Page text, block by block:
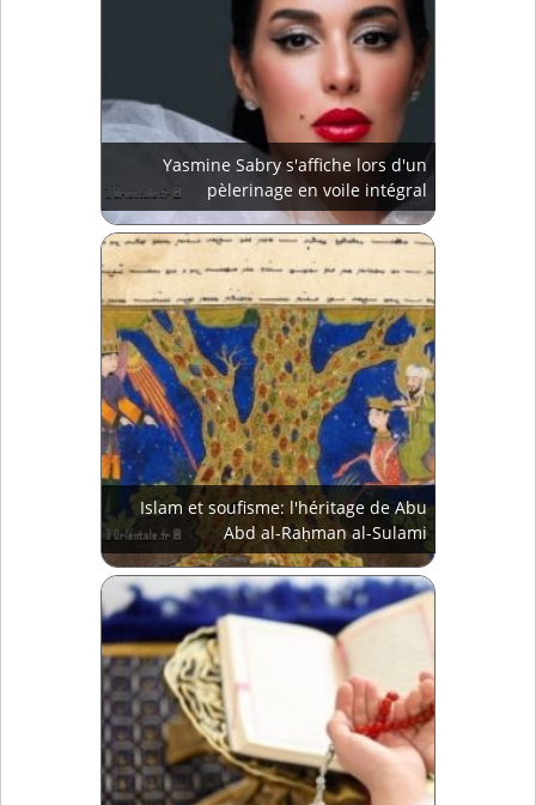
Yasmine Sabry s'affiche lors d'un
pèlerinage en voile intégral
Islam et soufisme: l'héritage de Abu
Abd al-Raḥman al-Sulami